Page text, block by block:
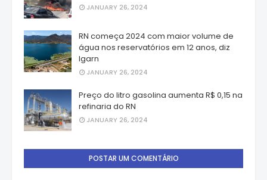
JANUARY 26, 2024
RN começa 2024 com maior volume de
água nos reservatórios em 12 anos, diz
Igarn
JANUARY 26, 2024
Preço do litro gasolina aumenta R$ 0,15 na
refinaria do RN
JANUARY 26, 2024
POSTAR UM COMENTÁRIO